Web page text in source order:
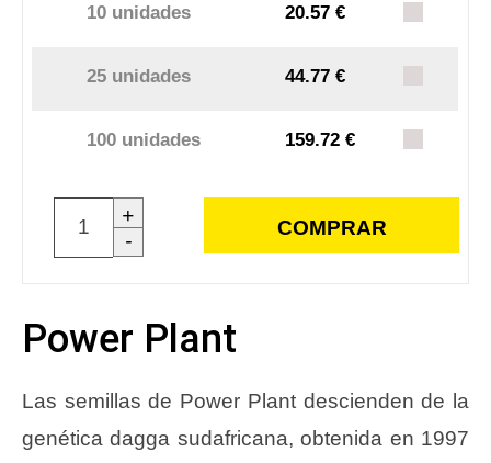
10 unidades 20.57 €
25 unidades 44.77 €
100 unidades 159.72 €
+
-
COMPRAR
Power Plant
Las semillas de Power Plant descienden de la
genética dagga sudafricana, obtenida en 1997